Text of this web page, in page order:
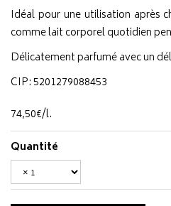
Idéal pour une utilisation après
comme lait corporel quotidien
Délicatement parfumé avec un
CIP: 5201279088453
74,50€/l.
Quantité